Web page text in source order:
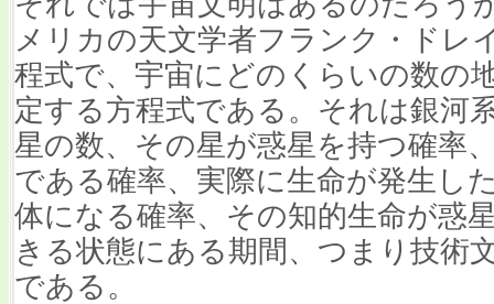
メリカの天文学者フランク・ドレ
程式で、宇宙にどのくらいの数の
定する方程式である。それは銀河
星の数、その星が惑星を持つ確率
である確率、実際に生命が発生し
体になる確率、その知的生命が惑
きる状態にある期間、つまり技術
である。